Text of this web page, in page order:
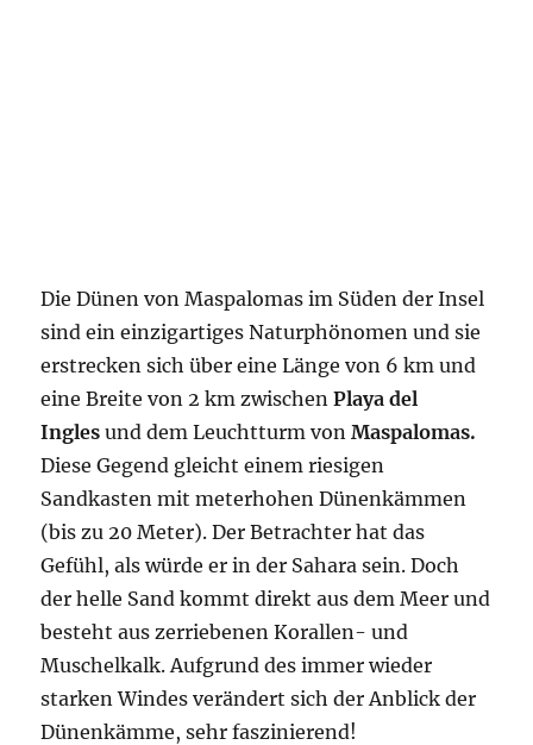
Die Dünen von Maspalomas im Süden der Insel
sind ein einzigartiges Naturphönomen und sie
erstrecken sich über eine Länge von 6 km und
eine Breite von 2 km zwischenPlaya del
Ingles und dem Leuchtturm vonMaspalomas.
Diese Gegend gleicht einem riesigen
Sandkasten mit meterhohen Dünenkämmen
(bis zu 20 Meter). Der Betrachter hat das
Gefühl, als würde er in der Sahara sein. Doch
der helle Sand kommt direkt aus dem Meer und
besteht aus zerriebenen Korallen- und
Muschelkalk. Aufgrund des immer wieder
starken Windes verändert sich der Anblick der
Dünenkämme, sehr faszinierend!